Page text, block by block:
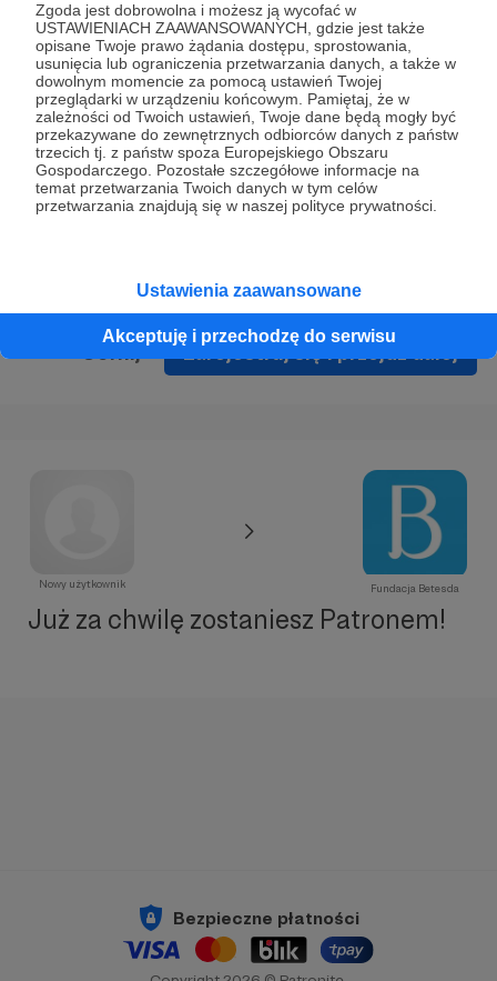
Zgoda jest dobrowolna i możesz ją wycofać w
USTAWIENIACH ZAAWANSOWANYCH, gdzie jest także
opisane Twoje prawo żądania dostępu, sprostowania,
usunięcia lub ograniczenia przetwarzania danych, a także w
dowolnym momencie za pomocą ustawień Twojej
przeglądarki w urządzeniu końcowym. Pamiętaj, że w
zależności od Twoich ustawień, Twoje dane będą mogły być
przekazywane do zewnętrznych odbiorców danych z państw
trzecich tj. z państw spoza Europejskiego Obszaru
Gospodarczego. Pozostałe szczegółowe informacje na
temat przetwarzania Twoich danych w tym celów
przetwarzania znajdują się w naszej polityce prywatności.
Ustawienia zaawansowane
Akceptuję i przechodzę do serwisu
* Wyrażam zgodę na przetwarzanie moich danych
osobowych podanych w formularzu rejestracyjnym w celu
prawidłowego świadczenia usług serwisu Patronite.
Wyrażam zgodę na otrzymywanie drogą elektroniczną
informacji handlowych - newslettera. Opcja ta może zostać
zmieniona w ustawieniach konta.
Zarejestruj się i przejdź dalej
Nowy użytkownik Fundacja Betesda
Już za chwilę zostaniesz Patronem!
Bezpieczne płatności